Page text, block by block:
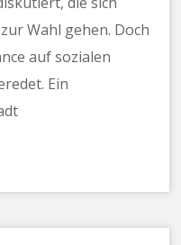
Wahl gehen. Doch
auf sozialen
Ein